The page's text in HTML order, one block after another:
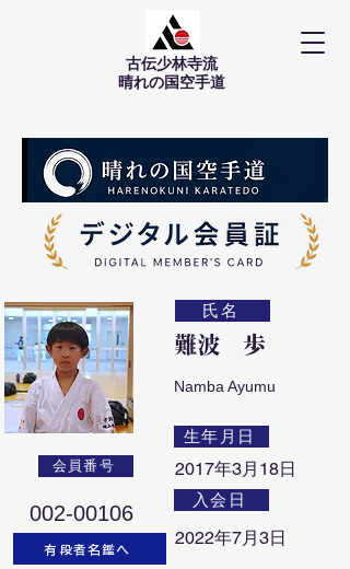
古伝少林寺流
​晴れの国空手道
会員番号
002-00106
有段者名鑑へ
氏名
難波 歩
Namba Ayumu
生年月日
2017年3月18日
入会日
2022年7月3日